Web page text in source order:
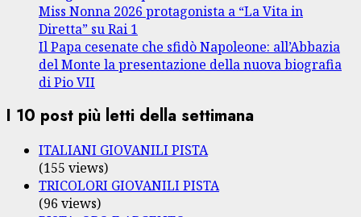
Miss Nonna 2026 protagonista a “La Vita in
Diretta” su Rai 1
Il Papa cesenate che sfidò Napoleone: all’Abbazia
del Monte la presentazione della nuova biografia
di Pio VII
I 10 post più letti della settimana
ITALIANI GIOVANILI PISTA
(155 views)
TRICOLORI GIOVANILI PISTA
(96 views)